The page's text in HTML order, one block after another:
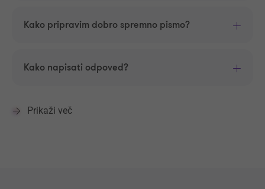
Kako pripravim dobro spremno pismo?
Kako napisati odpoved?
Prikaži več